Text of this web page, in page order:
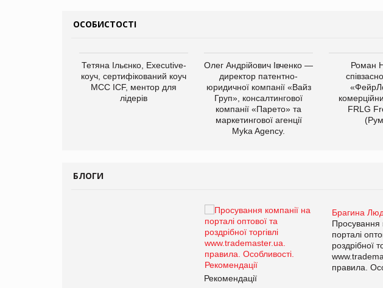
ОСОБИСТОСТІ
Тетяна Ільєнко, Executive-
коуч, сертифікований коуч
МСС ICF, ментор для
лідерів
Олег Андрійович Івченко —
директор патентно-
юридичної компанії «Вайз
Груп», консалтингової
компанії «Парето» та
маркетингової агенції
Myka Agency.
Роман
FRLG
БЛОГИ
Брагина
Просування
порталі
роздрібної
правила.
Рекомендації